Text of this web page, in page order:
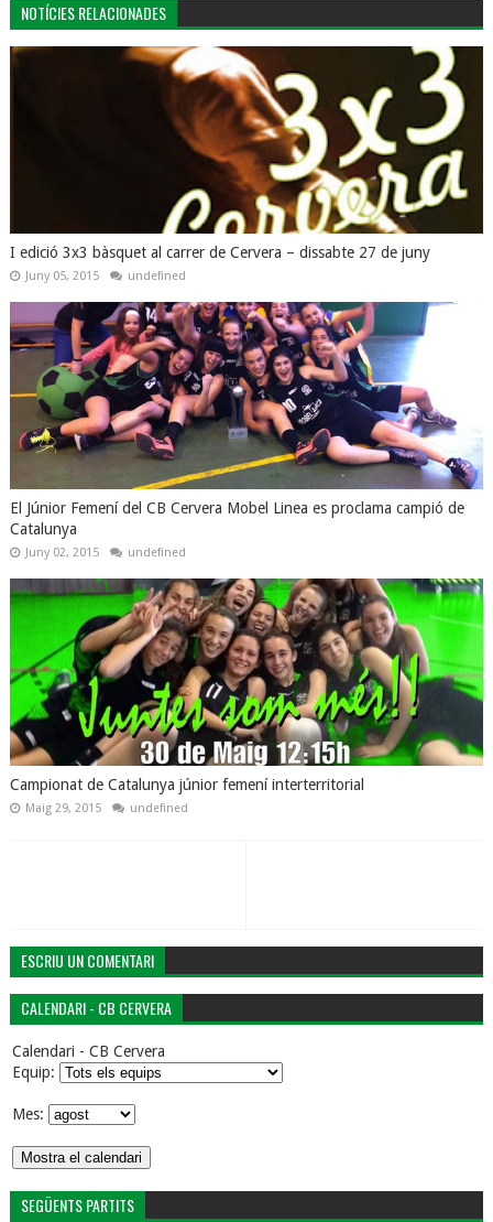
NOTÍCIES RELACIONADES
I edició 3x3 bàsquet al carrer de Cervera – dissabte 27 de juny
Juny 05, 2015 undefined
El Júnior Femení del CB Cervera Mobel Linea es proclama campió de
Catalunya
Juny 02, 2015 undefined
Campionat de Catalunya júnior femení interterritorial
Maig 29, 2015 undefined
ESCRIU UN COMENTARI
CALENDARI - CB CERVERA
Calendari - CB Cervera
Equip:
Mes:
SEGÜENTS PARTITS